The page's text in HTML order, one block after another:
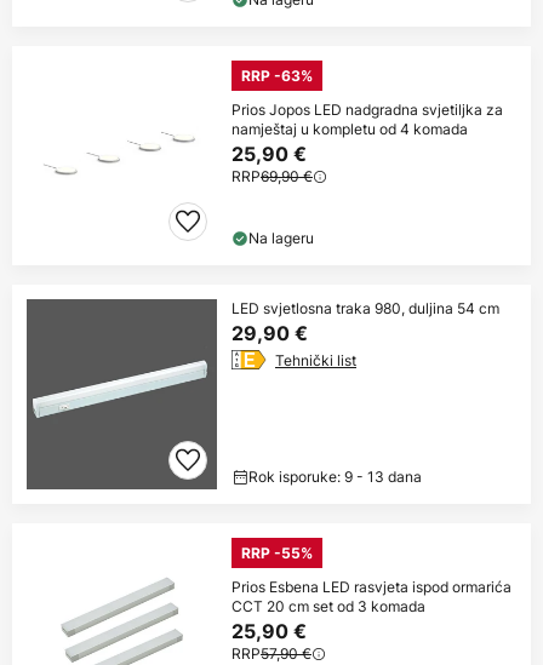
RRP -63%
Prios Jopos LED nadgradna svjetiljka za
namještaj u kompletu od 4 komada
25,90 €
RRP69,90 €
Na lageru
LED svjetlosna traka 980, duljina 54 cm
29,90 €
Tehnički list
Rok isporuke: 9 - 13 dana
RRP -55%
Prios Esbena LED rasvjeta ispod ormarića
CCT 20 cm set od 3 komada
25,90 €
RRP57,90 €